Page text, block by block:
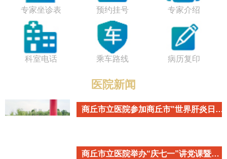
专家坐诊表 预约挂号 专家介绍
科室电话 乘车路线 病历复印
医院新闻
商丘市立医院参加商丘市"世界肝炎日"主题宣传活动
商丘市立医院举办“庆七一”讲党课暨重温入党誓词活动